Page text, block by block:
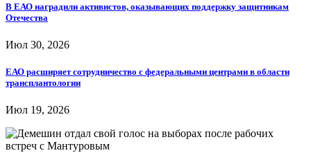
В ЕАО наградили активистов, оказывающих поддержку защитникам
Отечества
Июл 30, 2026
ЕАО расширяет сотрудничество с федеральными центрами в области
трансплантологии
Июл 19, 2026